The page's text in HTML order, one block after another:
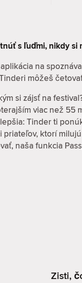
s ľuďmi, nikdy si
na
môžeš
si zájsť na
viac než 55
Tinder ti
priateľov, ktorí
naša funkcia
Zisti,